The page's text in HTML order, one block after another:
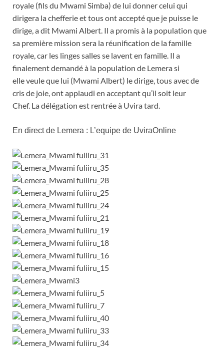
royale (fils du Mwami Simba) de lui donner celui qui
dirigera la chefferie et tous ont accepté que je puisse le
dirige, a dit Mwami Albert. Il a promis à la population que
sa première mission sera la réunification de la famille
royale, car les linges salles se lavent en famille. Il a
finalement demandé à la population de Lemera si
elle veule que lui (Mwami Albert) le dirige, tous avec de
cris de joie, ont applaudi en acceptant qu’il soit leur
Chef. La délégation est rentrée à Uvira tard.
En direct de Lemera : L’equipe de UviraOnline